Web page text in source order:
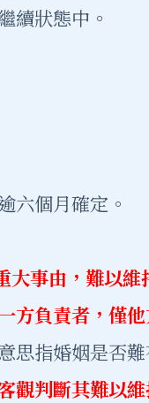
續狀態中。
六個月確定。
大事由，難以維
負責者，僅他
思指婚姻是否
觀判斷其難以